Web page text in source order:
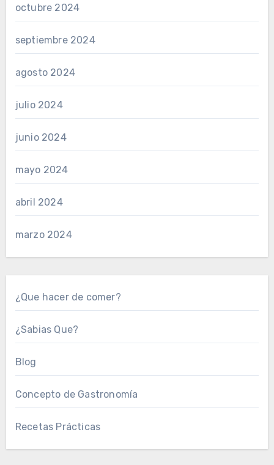
octubre 2024
septiembre 2024
agosto 2024
julio 2024
junio 2024
mayo 2024
abril 2024
marzo 2024
¿Que hacer de comer?
¿Sabias Que?
Blog
Concepto de Gastronomía
Recetas Prácticas